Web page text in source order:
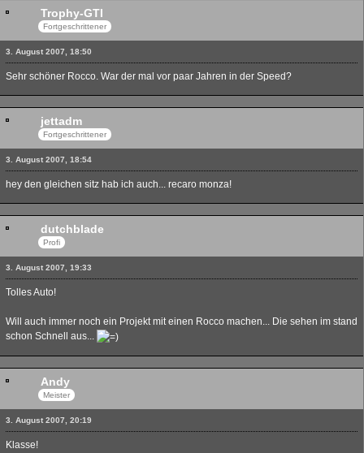
Trophy-GTI
Fortgeschrittener
3. August 2007, 18:50
Sehr schöner Rocco. War der mal vor paar Jahren in der Speed?
jettadm
Fortgeschrittener
3. August 2007, 18:54
hey den gleichen sitz hab ich auch... recaro monza!
dutchblade
Profi
3. August 2007, 19:33
Tolles Auto!
Will auch immer noch ein Projekt mit einen Rocco machen... Die sehen im stand
schon Schnell aus...
Andy
Meister
3. August 2007, 20:19
Klasse!